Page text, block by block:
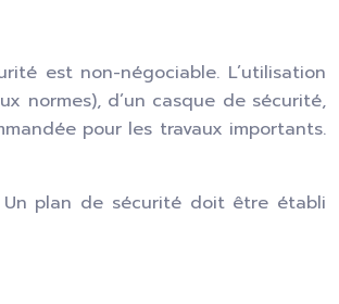
est non-négociable. L’utilisation
normes), d’un casque de sécurité,
pour les travaux importants.
Un plan de sécurité doit être établi